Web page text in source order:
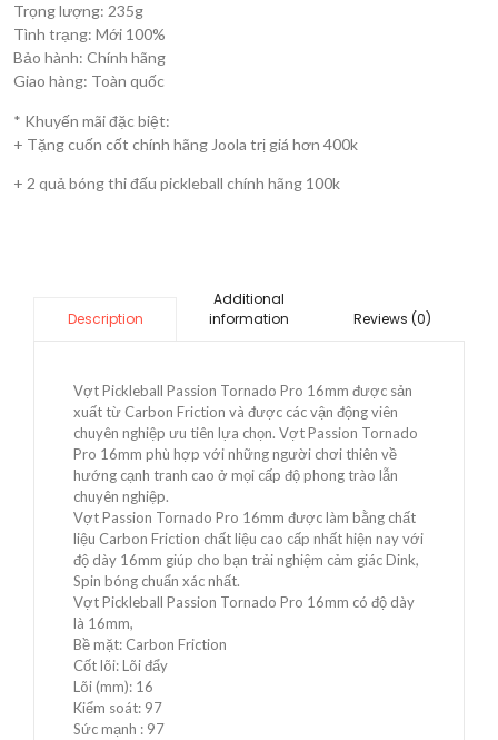
Trọng lượng: 235g
Tình trạng: Mới 100%
Bảo hành: Chính hãng
Giao hàng: Toàn quốc
* Khuyến mãi đặc biệt:
+ Tặng cuốn cốt chính hãng Joola trị giá hơn 400k
+ 2 quả bóng thi đấu pickleball chính hãng 100k
Description
Additional
information
Reviews (0)
Vợt Pickleball Passion Tornado Pro 16mm được sản
xuất từ Carbon Friction và được các vận động viên
chuyên nghiệp ưu tiên lựa chọn. Vợt Passion Tornado
Pro 16mm phù hợp với những người chơi thiên về
hướng cạnh tranh cao ở mọi cấp độ phong trào lẫn
chuyên nghiệp.
Vợt Passion Tornado Pro 16mm được làm bằng chất
liệu Carbon Friction chất liệu cao cấp nhất hiện nay với
độ dày 16mm giúp cho bạn trải nghiệm cảm giác Dink,
Spin bóng chuẩn xác nhất.
Vợt Pickleball Passion Tornado Pro 16mm có độ dày
là 16mm,
Bề mặt: Carbon Friction
Cốt lõi: Lõi đẩy
Lõi (mm): 16
Kiểm soát: 97
Sức mạnh : 97